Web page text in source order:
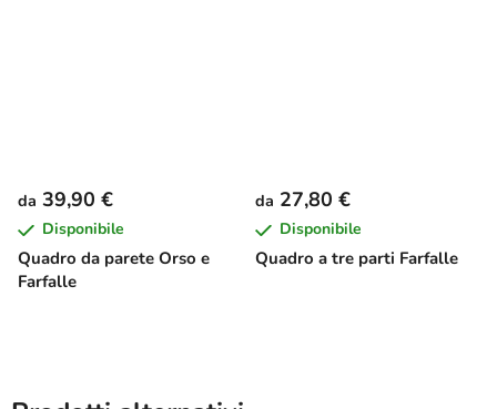
Quadro da parete Orso e
Farfalle
da 39,90 €
Disponibile
Quadro a tre parti Farfalle
da 27,80 €
Disponibile